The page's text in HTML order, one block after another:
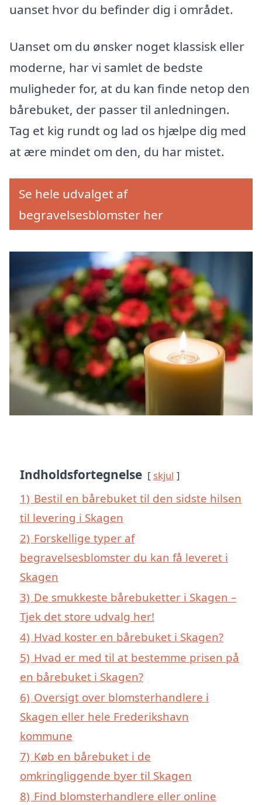
uanset hvor du befinder dig i området.
Uanset om du ønsker noget klassisk eller
moderne, har vi samlet de bedste
muligheder for, at du kan finde netop den
bårebuket, der passer til anledningen.
Tag et kig rundt og lad os hjælpe dig med
at ære mindet om den, du har mistet.
Se hele udvalget af
begravelsesblomster her
Indholdsfortegnelse skjul
1) Bestil en bårebuket til den sidste hilsen
til levering i Skagen
2) Forskellige typer af
begravelsesblomster du kan få leveret i
Skagen
3) De smukkeste bårebuketter i Skagen –
Tjek det store udvalg her!
4) Hvad koster en bårebuket i Skagen?
5) Hvad er med til at bestemme prisen på
en bårebuket i Skagen?
6) Oversigt over blomsterhandlere i
Skagen eller hele Frederikshavn
kommune
7) Køb en bårebuket i de
omkringliggende byer til Skagen
8) Find blomsterhandlere eller online